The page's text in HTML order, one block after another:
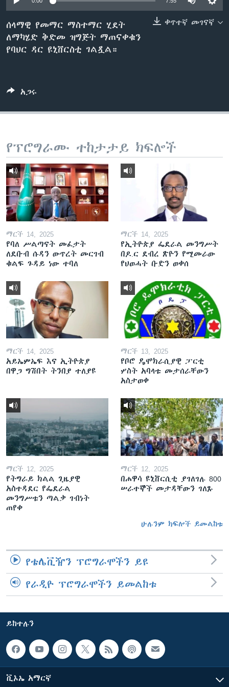
ቋንቋዎች
ቀጥተኛ መገናኛ
ሰላማዊ የመማር ማስተማር ሂደት
ለማካሄድ ቅድመ ዝግጅት ማጠናቀቁን
የባህር ዳር ዩኒቨርስቲ ገልጿል።
አጋሩ
የፕሮግራሙ ተከታታይ ክፍሎች
ማርች 14, 2025
የባለ ሥልጣናት መፈታት
ለደቡብ ሱዳን ውጥረት መርገብ
ቁልፍ ጉዳይ ነው ተባለ
ማርች 14, 2025
የኢትዮጵያ ፌደራል መንግሥት
በዶ.ር ደብረ ጽዮን የሚመራው
የህወሓት ቡድን ወቀሰ
ማርች 14, 2025
አይኤምኤፍ እና ኢትዮጵያ
በዋጋ ግሽበት ትንበያ ተለያዩ
ማርች 13, 2025
የቦሮ ዴሞክራሲያዊ ፓርቲ
ሦስት አባላቱ መታሰራቸውን
አስታወቀ
ማርች 12, 2025
የትግራይ ክልል ጊዜያዊ
አስተዳደር የፌደራል
መንግሥቱን ጣልቃ ገብነት
ጠየቀ
ማርች 12, 2025
በሐዋሳ ዩኒቨርሲቲ ያገለገሉ 800
ሠራተኞች መታዳቸውን ገለጹ
ሁሉንም ክፍሎች ይመልከቱ
የቴሌቪዥን ፕሮግራሞችን ይዩ
የራዲዮ ፕሮግራሞችን ይመልከቱ
ይከተሉን
ቪኦኤ አማርኛ